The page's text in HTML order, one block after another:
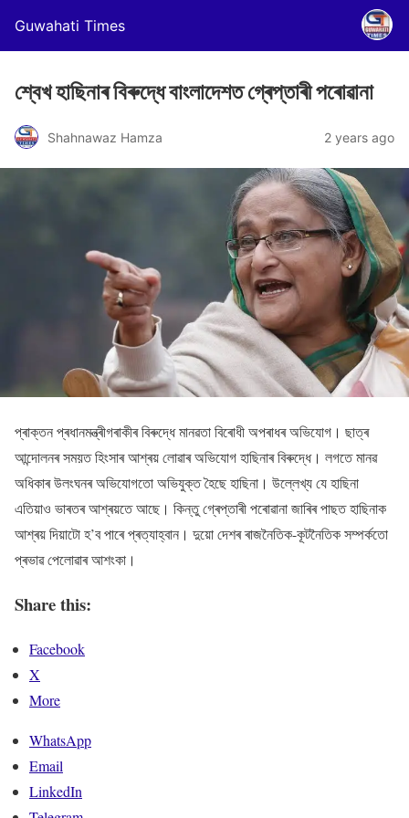
Guwahati Times
শ্বেখ হাছিনাৰ বিৰুদ্ধে বাংলাদেশত গ্ৰেপ্তাৰী পৰোৱানা
Shahnawaz Hamza 2 years ago
প্ৰাক্তন প্ৰধানমন্ত্ৰীগৰাকীৰ বিৰুদ্ধে মানৱতা বিৰোধী অপৰাধৰ অভিযোগ। ছাত্ৰ
আন্দোলনৰ সময়ত হিংসাৰ আশ্ৰয় লোৱাৰ অভিযোগ হাছিনাৰ বিৰুদ্ধে। লগতে মানৱ
অধিকাৰ উলংঘনৰ অভিযোগতো অভিযুক্ত হৈছে হাছিনা। উল্লেখ্য যে হাছিনা
এতিয়াও ভাৰতৰ আশ্ৰয়তে আছে। কিন্তু গ্ৰেপ্তাৰী পৰোৱানা জাৰিৰ পাছত হাছিনাক
আশ্ৰয় দিয়াটো হ’ব পাৰে প্ৰত্যাহ্বান। দুয়ো দেশৰ ৰাজনৈতিক-কূটনৈতিক সম্পৰ্কতো
প্ৰভাৱ পেলোৱাৰ আশংকা।
Share this:
Facebook
X
More
WhatsApp
Email
LinkedIn